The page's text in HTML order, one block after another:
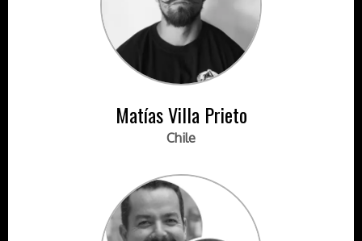
Matías Villa Prieto
Chile